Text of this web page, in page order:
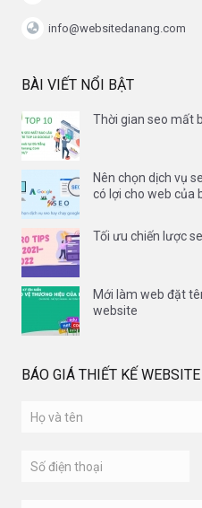
info@websitedanang.com
BÀI VIẾT NỔI BẬT
Thời gian seo mất
Nên chọn dịch vụ
có lợi cho web của
Tối ưu chiến lược
Mới làm web đặt
website
BÁO GIÁ THIẾT KẾ WEBSITE